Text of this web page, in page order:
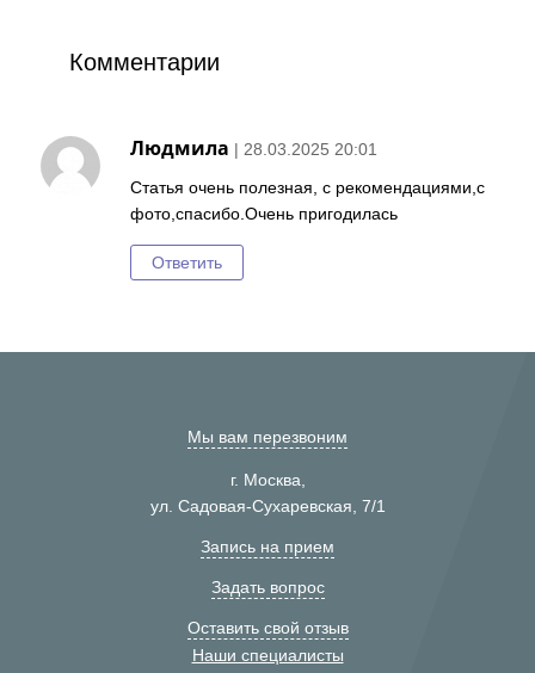
Комментарии
Людмила | 28.03.2025 20:01
Статья очень полезная, с рекомендациями,с
фото,спасибо.Очень пригодилась
Ответить
Мы вам перезвоним
г. Москва,
ул. Садовая-Сухаревская, 7/1
Запись на прием
Задать вопрос
Оставить свой отзыв
Наши специалисты